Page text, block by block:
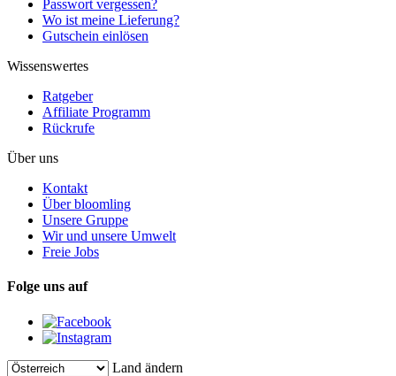
Passwort vergessen?
Wo ist meine Lieferung?
Gutschein einlösen
Wissenswertes
Ratgeber
Affiliate Programm
Rückrufe
Über uns
Kontakt
Über bloomling
Unsere Gruppe
Wir und unsere Umwelt
Freie Jobs
Folge uns auf
Land ändern